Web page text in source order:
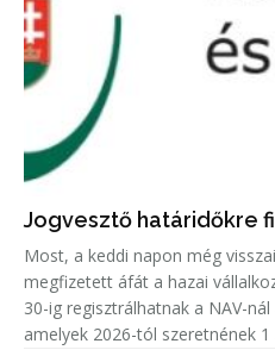
Jogvesztő határidőkre
Most, a keddi napon még
megfizetett áfát a hazai
30-ig regisztrálhatnak a NAV-
amelyek 2026-tól szeretnének